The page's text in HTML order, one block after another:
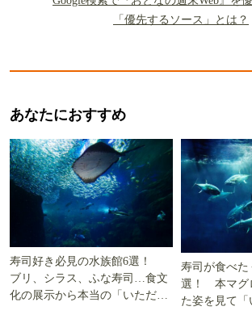
「優先するソース」とは？
あなたにおすすめ
寿司好き必見の水族館6選！
ブリ、シラス、ふな寿司…食文
化の展示から本当の「いただき
寿司が食べた
選！ 本マグ
た姿を見て「